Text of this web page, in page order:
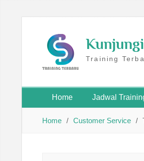
Skip
to
content
Training
Home Jadwal
Home Customer Service